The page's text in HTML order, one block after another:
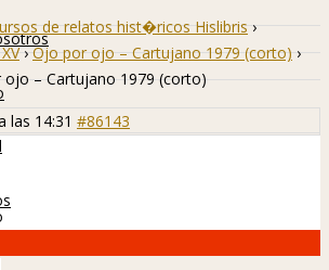
de relatos hist�ricos Hislibris ›
› Ojo por ojo – Cartujano 1979 (corto) ›
ojo – Cartujano 1979 (corto)
las 14:31 #86143